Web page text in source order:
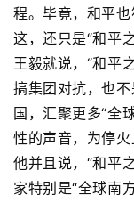
程。毕竟，和平也
这，还只是“和平
王毅就说，“和平
搞集团对抗，也
国，汇聚更多“全
性的声音，为停火
他并且说，“和平
家特别是“全球南